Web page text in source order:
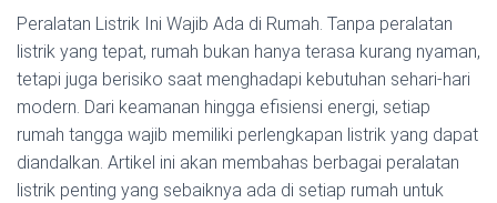
Peralatan Listrik Ini Wajib Ada di Rumah. Tanpa peralatan
listrik yang tepat, rumah bukan hanya terasa kurang nyaman,
tetapi juga berisiko saat menghadapi kebutuhan sehari-hari
modern. Dari keamanan hingga efisiensi energi, setiap
rumah tangga wajib memiliki perlengkapan listrik yang dapat
diandalkan. Artikel ini akan membahas berbagai peralatan
listrik penting yang sebaiknya ada di setiap rumah untuk